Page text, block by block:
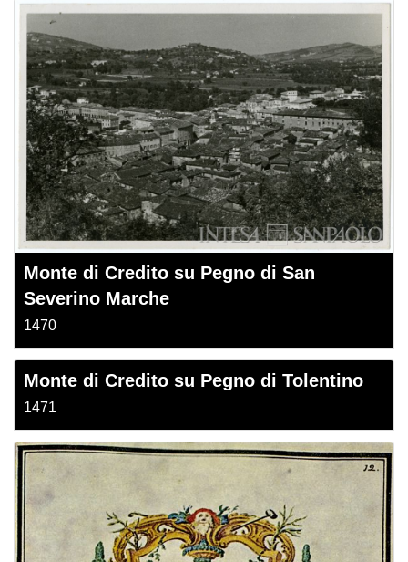
Monte di Credito su Pegno di San
Severino Marche
1470
Monte di Credito su Pegno di Tolentino
1471